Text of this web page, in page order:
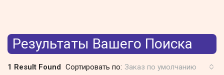
Результаты Вашего Поиска
1 Result Found Сортировать по: Заказ по умолчанию